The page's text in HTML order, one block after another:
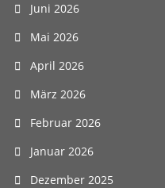
Juni 2026
Mai 2026
April 2026
März 2026
Februar 2026
Januar 2026
Dezember 2025